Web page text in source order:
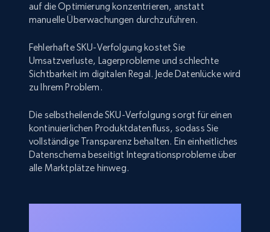
auf die Optimierung konzentrieren, anstatt
manuelle Überwachungen durchzuführen.
Fehlerhafte SKU-Verfolgung kostet Sie
Umsatzverluste, Lagerprobleme und schlechte
Sichtbarkeit im digitalen Regal. Jede Datenlücke wird
zu Ihrem Problem.
Die selbstheilende SKU-Verfolgung sorgt für einen
kontinuierlichen Produktdatenfluss, sodass Sie
vollständige Transparenz behalten. Ein einheitliches
Datenschema beseitigt Integrationsprobleme über
alle Marktplätze hinweg.